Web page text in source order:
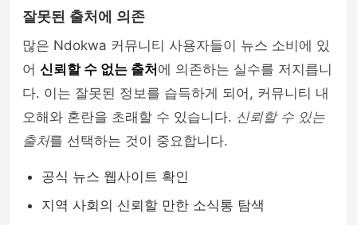
잘못된 출처에 의존
많은 Ndokwa 커뮤니티 사용자들이 뉴스 소비에 있
어 신뢰할 수 없는 출처 에 의존하는 실수를 저지릅니
다. 이는 잘못된 정보를 습득하게 되어, 커뮤니티 내
오해와 혼란을 초래할 수 있습니다. 신뢰할 수 있는
출처를 선택하는 것이 중요합니다.
공식 뉴스 웹사이트 확인
지역 사회의 신뢰할 만한 소식통 탐색